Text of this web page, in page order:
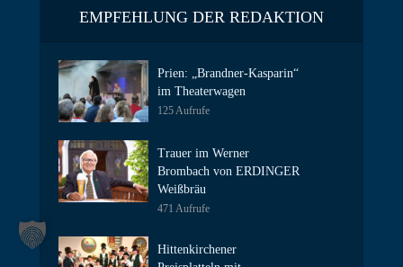
EMPFEHLUNG DER REDAKTION
Prien: „Brandner-Kasparin“
im Theaterwagen
125 Aufrufe
Trauer im Werner
Brombach von ERDINGER
Weißbräu
471 Aufrufe
Hittenkirchener